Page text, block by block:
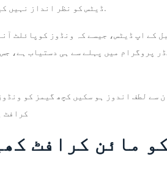
ڈیٹس کو نظر انداز نہیں کیا جانا چاہئے کیونکہ وہ اہم خطرات کو حل کرتے ہیں.
سے لطف اندوز ہو سکیں کچھ گیمز کو
کرافٹ
مائن کرافٹ